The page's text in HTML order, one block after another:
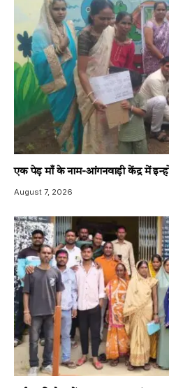
एक पेड़ माँ के नाम-आंगनवाड़ी केंद्र में
August 7, 2026